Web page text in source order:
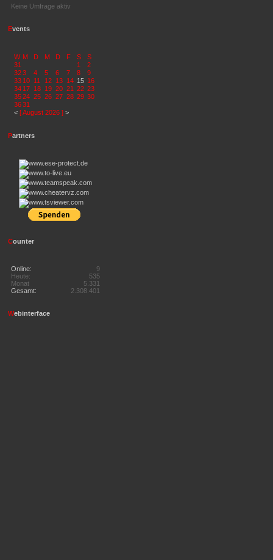
Keine Umfrage aktiv
Events
W M D M D F S
S
31
1
2
32 3 4 5 6 7 8
9
33 10 11 12 13 14 15 16
34 17 18 19 20 21 22 23
35 24 25 26 27 28 29 30
36 31
<[ August 2026 ] >
Partners
Counter
Online:
9
Heute:
535
Monat
5.331
Gesamt:
2.308.401
Webinterface